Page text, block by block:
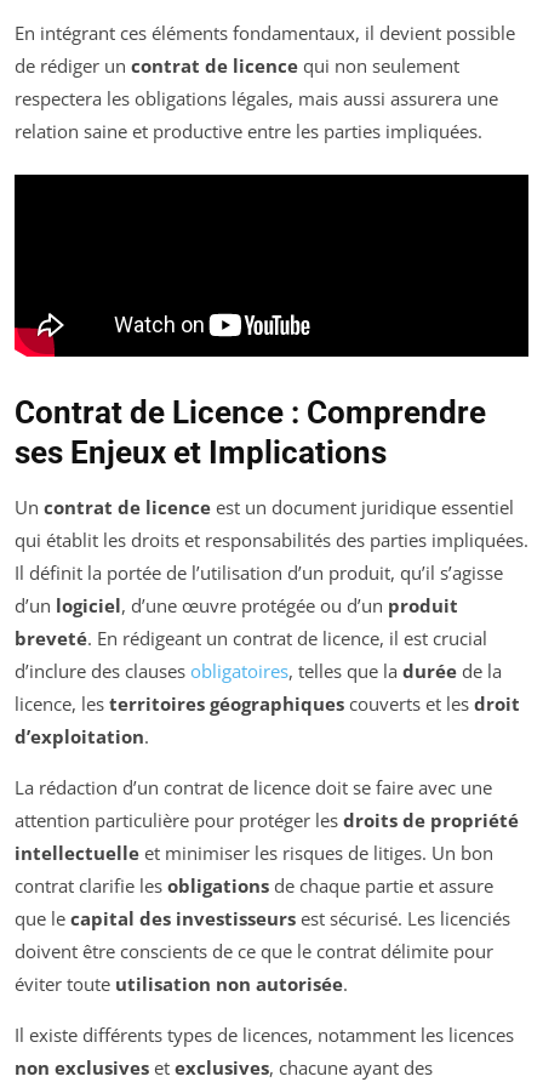
En intégrant ces éléments fondamentaux, il devient possible
de rédiger un contrat de licence qui non seulement
respectera les obligations légales, mais aussi assurera une
relation saine et productive entre les parties impliquées.
Contrat de Licence : Comprendre
ses Enjeux et Implications
Un contrat de licence est un document juridique essentiel
qui établit les droits et responsabilités des parties impliquées.
Il définit la portée de l’utilisation d’un produit, qu’il s’agisse
d’un logiciel, d’une œuvre protégée ou d’un produit
breveté. En rédigeant un contrat de licence, il est crucial
d’inclure des clauses obligatoires, telles que la durée de la
licence, les territoires géographiques couverts et les droit
d’exploitation.
La rédaction d’un contrat de licence doit se faire avec une
attention particulière pour protéger les droits de propriété
intellectuelle et minimiser les risques de litiges. Un bon
contrat clarifie les obligations de chaque partie et assure
que le capital des investisseurs est sécurisé. Les licenciés
doivent être conscients de ce que le contrat délimite pour
éviter toute utilisation non autorisée.
Il existe différents types de licences, notamment les licences
non exclusives et exclusives, chacune ayant des